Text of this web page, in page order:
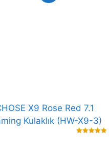
X9 Rose Red 7.1
Kulaklık (HW-X9-3)